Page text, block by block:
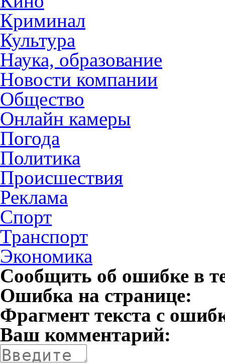
Криминал
Культура
Наука, образование
Новости компании
Общество
Онлайн камеры
Погода
Политика
Происшествия
Реклама
Спорт
Транспорт
Экономика
Сообщить об ошибке в
Ошибка на странице:
Фрагмент текста с
Ваш комментарий: